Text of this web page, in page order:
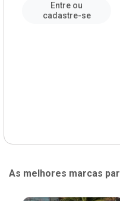
Entre ou
cadastre-se
As melhores marcas